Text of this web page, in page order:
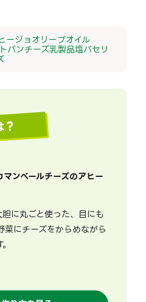
ージョオリーブオイル
パンチーズ乳製品塩パセリ
ンベールチーズのアヒー
に丸ごと使った、目にも
にチーズをからめながら